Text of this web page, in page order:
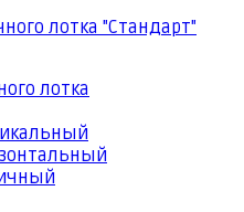
лотка "Стандарт"
лотка